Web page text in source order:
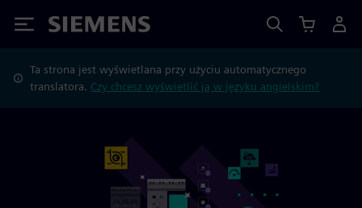
Siemens
Ta strona jest wyświetlana przy użyciu automatycznego
translatora. Czy chcesz wyświetlić ją w języku angielskim?